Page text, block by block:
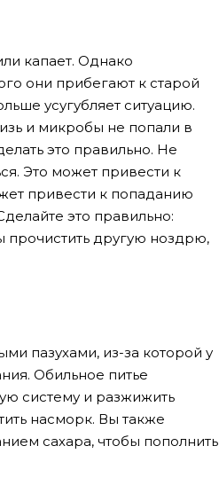
капает. Однако
они прибегают к старой
усугубляет ситуацию.
и микробы не попали в
это правильно. Не
Это может привести к
привести к попаданию
это правильно:
прочистить другую ноздрю,
пазухами, из-за которой у
Обильное питье
систему и разжижить
насморк. Вы также
сахара, чтобы пополнить